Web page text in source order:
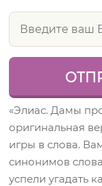
«Элиас. Дамы
оригинальная
игры в слова.
синонимов
успели угадать